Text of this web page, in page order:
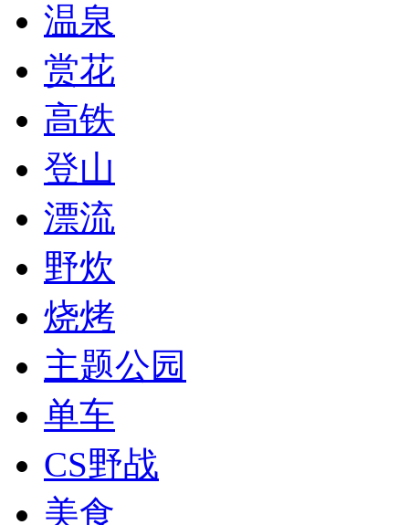
温泉
赏花
高铁
登山
漂流
野炊
烧烤
主题公园
单车
CS野战
美食